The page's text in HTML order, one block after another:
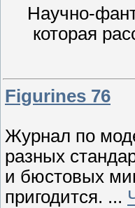
Научно-
которая
Figurines 76
Журнал по
разных
и бюстовых
пригодится. ...